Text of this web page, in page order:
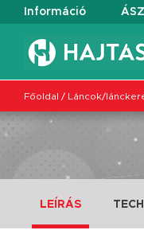
Információ
Főoldal / Láncok/
LEÍRÁS